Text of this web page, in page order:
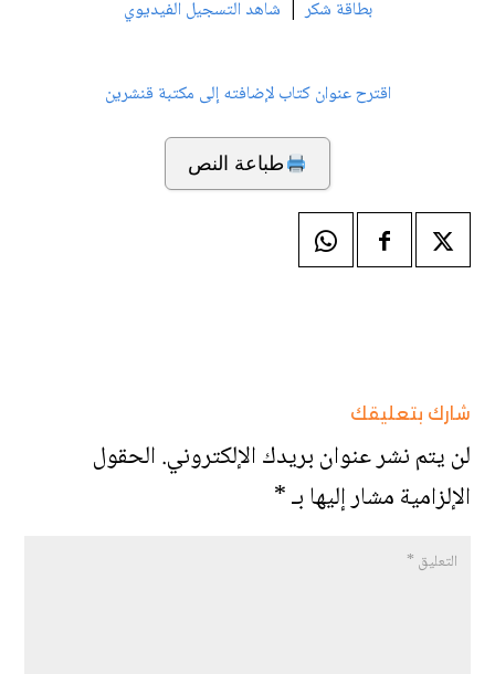
بطاقة شكر| شاهد التسجيل الفيديوي
اقترح عنوان كتاب لإضافته إلى مكتبة قنشرين
طباعة النص
شارك بتعليقك
لن يتم نشر عنوان بريدك الإلكتروني.الحقول
الإلزامية مشار إليها بـ*